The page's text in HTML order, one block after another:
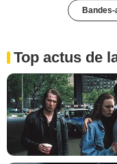
Bandes-
Top actus de